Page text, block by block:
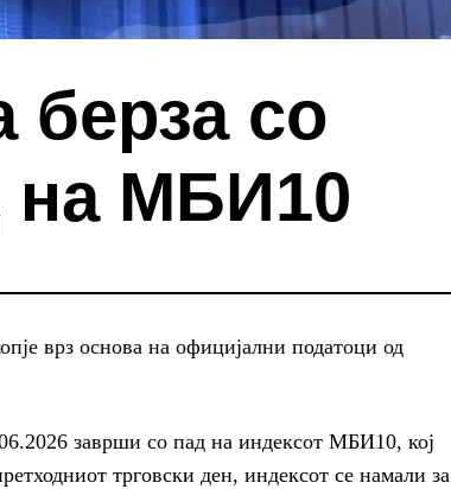
берза со
на МБИ10
врз основа на официјални податоци од
заврши со пад на индексот МБИ10, кој
трговски ден, индексот се намали за